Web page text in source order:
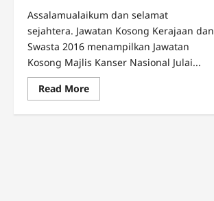
Assalamualaikum dan selamat
sejahtera. Jawatan Kosong Kerajaan dan
Swasta 2016 menampilkan Jawatan
Kosong Majlis Kanser Nasional Julai...
Read MoreRead
more
Jawatan